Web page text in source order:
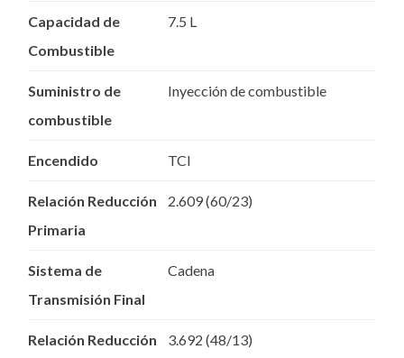
Capacidad de
Combustible
7.5 L
Suministro de
combustible
Inyección de combustible
Encendido TCI
Relación Reducción
Primaria
2.609 (60/23)
Sistema de
Transmisión Final
Cadena
Relación Reducción
3.692 (48/13)